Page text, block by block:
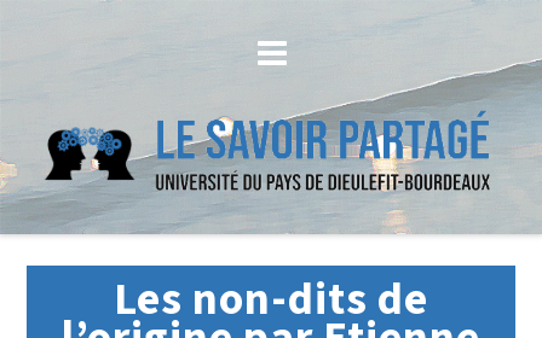
Les non-dits de